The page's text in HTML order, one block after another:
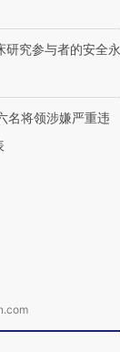
研究参与者的安全永
名将领涉嫌严重违